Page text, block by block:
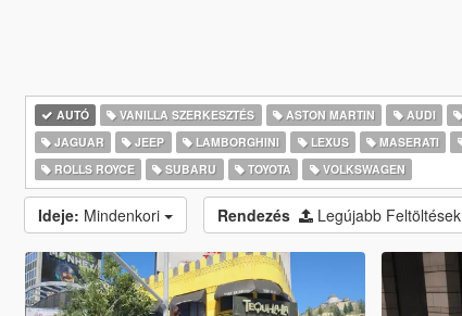
AUTÓ VANILLA SZERKESZTÉS ASTON MARTIN AUDI
JAGUAR
JEEP LAMBORGHINI LEXUS MASERATI
ROLLS ROYCE
SUBARU TOYOTA VOLKSWAGEN
Ideje: Mindenkori Rendezés Legújabb Feltöltések